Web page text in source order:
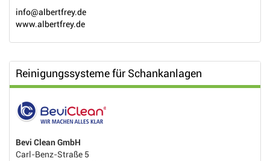
info@albertfrey.de
www.albertfrey.de
Reinigungssysteme für Schankanlagen
Bevi Clean GmbH
Carl-Benz-Straße 5